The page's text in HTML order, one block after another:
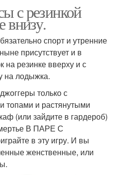
с резинкой
внизу.
спорт и утренние
присутствует и в
резинке вверху и с
на лодыжка.
только с
топами и растянутыми
(или зайдите в гардероб)
В ПАРЕ С
в эту игру. И вы
женственные, или